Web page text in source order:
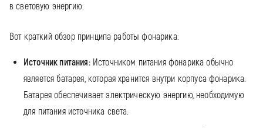
в световую энергию.
Вот краткий обзор принципа работы фонарика:
Источник питания:Источником питания фонарика обычно
является батарея, которая хранится внутри корпуса фонарика.
Батарея обеспечивает электрическую энергию, необходимую
для питания источника света.